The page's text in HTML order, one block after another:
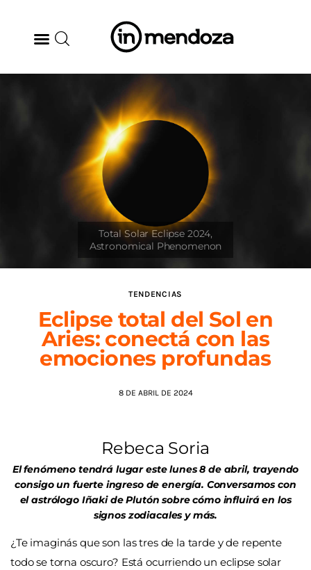
GASTRONOMÍA
ARTE & CULTURA
MÚSICA
DÓNDE IR
TENDENCIAS
AGENDA
TENDENCIAS
Eclipse total del Sol en
Aries: conectá con las
emociones profundas
8 DE ABRIL DE 2024
Rebeca Soria
El fenómeno tendrá lugar este lunes 8 de abril, trayendo
consigo un fuerte ingreso de energía. Conversamos con
el astrólogo Iñaki de Plutón sobre cómo influirá en los
signos zodiacales y más.
¿Te imaginás que son las tres de la tarde y de repente
todo se torna oscuro? Está ocurriendo un eclipse solar